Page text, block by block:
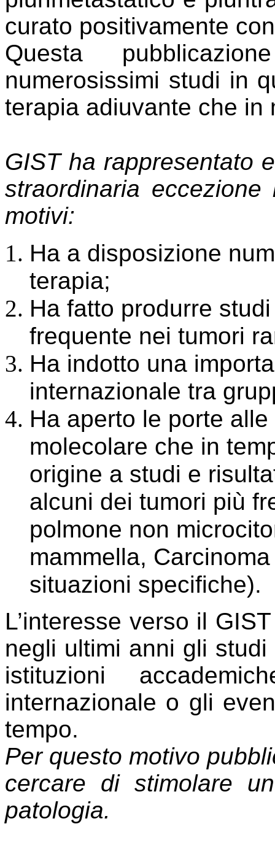
curato positivamente
Questa
numerosissimi studi in
terapia adiuvante che in
GIST ha rappresentato
straordinaria
motivi:
Ha a disposizione
terapia;
Ha fatto produrre
frequente nei tumori
Ha indotto una
internazionale tra
Ha aperto le porte
molecolare che in
origine a studi e
alcuni dei tumori più
polmone non
mammella,
situazioni specifiche).
L’interesse verso il
negli ultimi anni gli studi
istituzioni
internazionale o gli
tempo.
Per questo motivo
cercare di stimolare
patologia.